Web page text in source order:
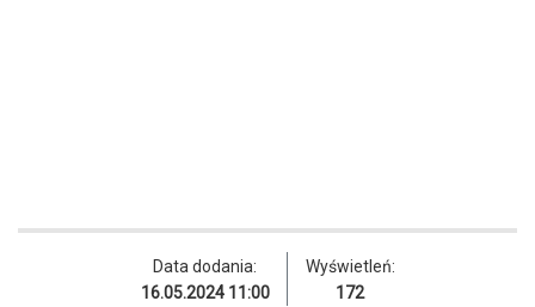
Data dodania:
16.05.2024 11:00
Wyświetleń:
172